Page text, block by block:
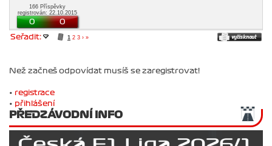
166 Příspěvky
registrován: 22.10.2015
0 0
Seřadit: 1 2 3 › »
Než začneš odpovídat musíš se zaregistrovat!
• registrace
• přihlášení
PŘEDZÁVODNÍ INFO